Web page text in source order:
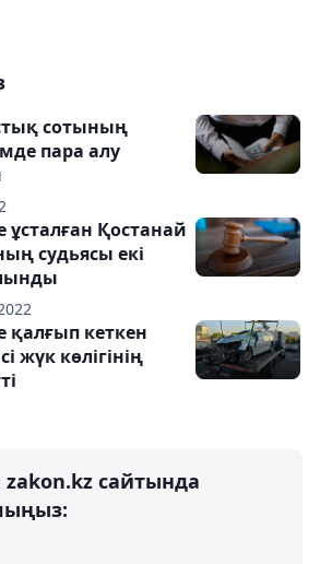
сотының
пара алу
ұсталған Қостанай
судьясы екі
кеткен
жүк көлігінің
сайтында